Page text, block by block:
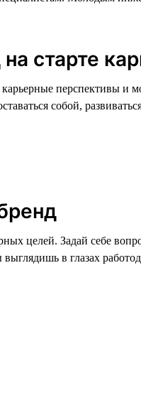
старте
перспективы
собой,
целей. Задай себе
в глазах